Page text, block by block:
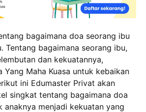
bagaimana doa seorang ibu
Tentang bagaimana seorang ibu,
dan kekuatannya,
Yang Maha Kuasa untuk kebaikan
ini Edumaster Privat akan
singkat tentang bagaimana doa
anaknya menjadi kekuatan yang